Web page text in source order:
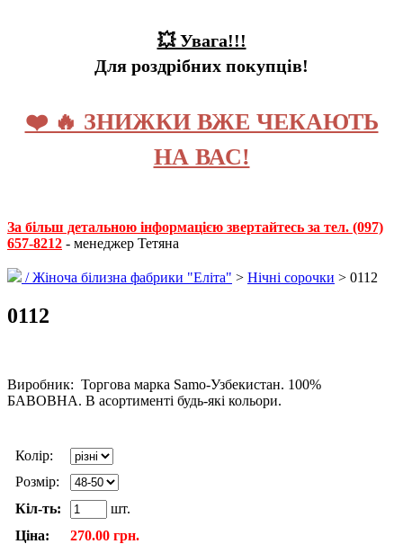
💥 Увага!!!
Для роздрібних покупців!
❤️ 🔥 ЗНИЖКИ ВЖЕ ЧЕКАЮТЬ
НА ВАС!
За більш детальною інформацією звертайтесь за тел. (097)
657-8212 - менеджер Тетяна
/Жіноча білизна фабрики "Еліта" > Нічні сорочки > 0112
0112
Виробник: Торгова марка Samo-Узбекистан. 100%
БАВОВНА. В асортименті будь-які кольори.
Колір:
Розмір:
Кіл-ть:
шт.
Ціна:
270.00 грн.